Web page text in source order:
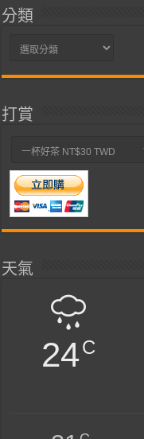
分類
分
打賞
天氣
24C